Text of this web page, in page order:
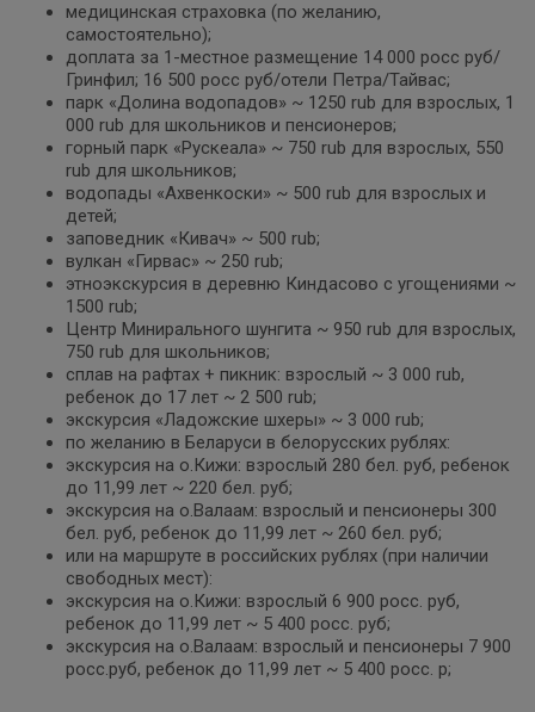
медицинская страховка (по желанию,
самостоятельно);
доплата за 1-местное размещение 14 000 роcc руб/
Гринфил; 16 500 росс руб/отели Петра/Тайвас;
парк «Долина водопадов» ~ 1250 rub для взрослых, 1
000 rub для школьников и пенсионеров;
горный парк «Рускеала» ~ 750 rub для взрослых, 550
rub для школьников;
водопады «Ахвенкоски» ~ 500 rub для взрослых и
детей;
заповедник «Кивач» ~ 500 rub;
вулкан «Гирвас» ~ 250 rub;
этноэкскурсия в деревню Киндасово с угощениями ~
1500 rub;
Центр Минирального шунгита ~ 950 rub для взрослых,
750 rub для школьников;
сплав на рафтах + пикник: взрослый ~ 3 000 rub,
ребенок до 17 лет ~ 2 500 rub;
экскурсия «Ладожские шхеры» ~ 3 000 rub;
по желанию в Беларуси в белорусских рублях:
экскурсия на о.Кижи: взрослый 280 бел. руб, ребенок
до 11,99 лет ~ 220 бел. руб;
экскурсия на о.Валаам: взрослый и пенсионеры 300
бел. руб, ребенок до 11,99 лет ~ 260 бел. руб;
или на маршруте в российских рублях (при наличии
свободных мест):
экскурсия на о.Кижи: взрослый 6 900 росс. руб,
ребенок до 11,99 лет ~ 5 400 росс. руб;
экскурсия на о.Валаам: взрослый и пенсионеры 7 900
росс.руб, ребенок до 11,99 лет ~ 5 400 росс. р;